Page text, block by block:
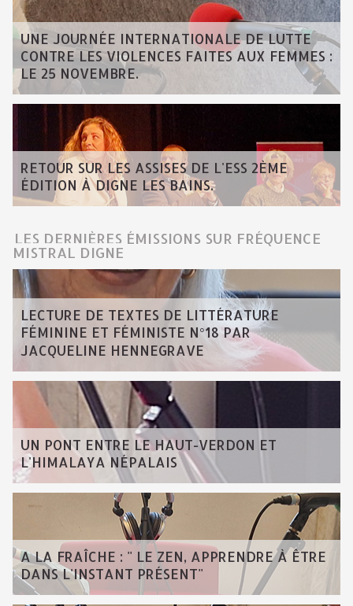
UNE JOURNÉE INTERNATIONALE DE LUTTE
CONTRE LES VIOLENCES FAITES AUX FEMMES :
LE 25 NOVEMBRE.
RETOUR SUR LES ASSISES DE L'ESS 2ÈME
ÉDITION À DIGNE LES BAINS.
LES DERNIÈRES ÉMISSIONS SUR FRÉQUENCE
MISTRAL DIGNE
LECTURE DE TEXTES DE LITTÉRATURE
FÉMININE ET FÉMINISTE N°18 PAR
JACQUELINE HENNEGRAVE
UN PONT ENTRE LE HAUT-VERDON ET
L'HIMALAYA NÉPALAIS
A LA FRAÎCHE : " LE ZEN, APPRENDRE À ÊTRE
DANS L'INSTANT PRÉSENT"